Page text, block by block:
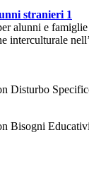
stranieri 1
alunni e famiglie
interculturale
Disturbo
Bisogni